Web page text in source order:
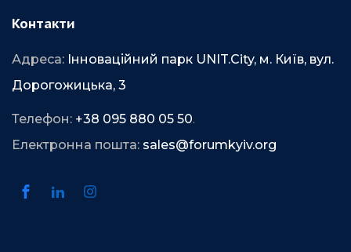
Контакти
Адреса: Інноваційний парк UNIT.City, м. Київ, вул.
Дорогожицька, 3
Телефон: +38 095 880 05 50.
Електронна пошта: sales@forumkyiv.org